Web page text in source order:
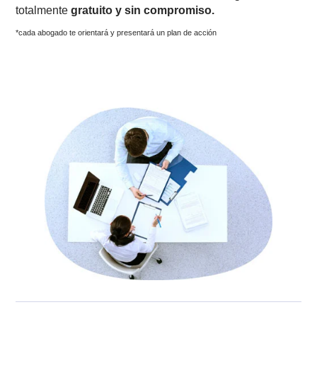
Ayuda fácil y accesible
Hablar o escribirte con uno de nuestros abogados es
totalmente
gratuito y sin compromiso.
*cada abogado te orientará y presentará un plan de acción